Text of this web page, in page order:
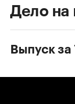
Дело на
Выпуск